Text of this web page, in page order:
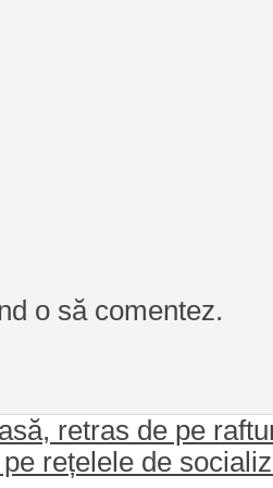
o să comentez.
retras de pe
rețelele de